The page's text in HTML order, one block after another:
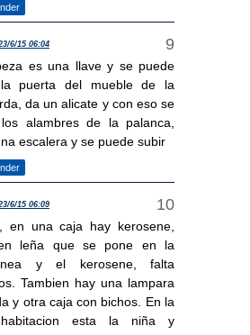
6/15 06:04
es una llave y se puede
puerta del mueble de la
da un alicate y con eso se
alambres de la palanca,
escalera y se puede subir
6/15 06:09
en una caja hay kerosene,
leña que se pone en la
y el kerosene, falta
Tambien hay una lampara
y otra caja con bichos. En la
esta la niña y